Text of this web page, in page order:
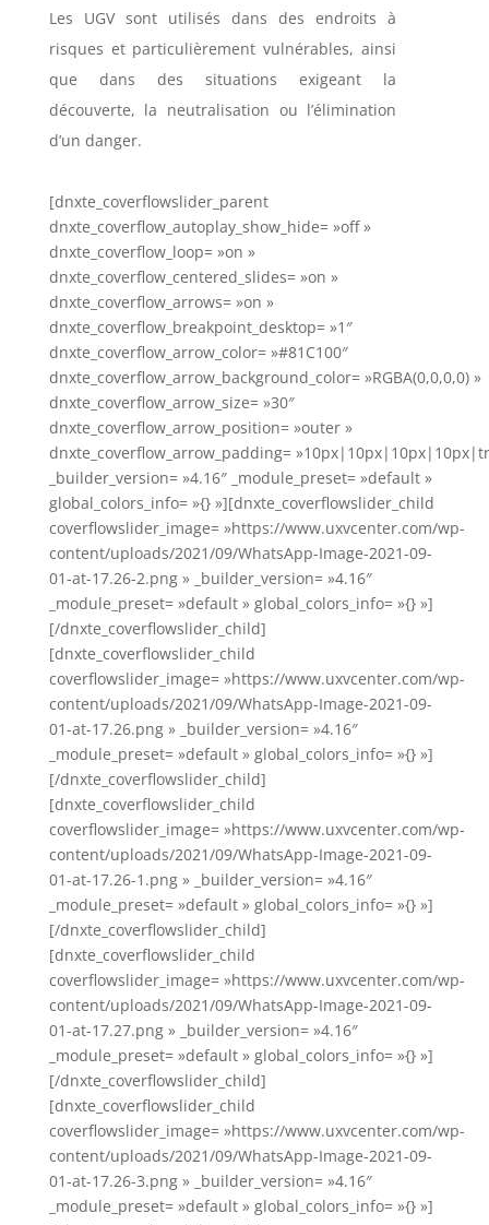
Les UGV sont utilisés dans des endroits à
risques et particulièrement vulnérables,ainsi
que dans des situations exigeant la
découverte, la neutralisation ou l’élimination
d’un danger.
[dnxte_coverflowslider_parent
dnxte_coverflow_autoplay_show_hide= »off »
dnxte_coverflow_loop= »on »
dnxte_coverflow_centered_slides= »on »
dnxte_coverflow_arrows= »on »
dnxte_coverflow_breakpoint_desktop= »1″
dnxte_coverflow_arrow_color= »#81C100″
dnxte_coverflow_arrow_background_color= »RGBA(0,0,0,0) »
dnxte_coverflow_arrow_size= »30″
dnxte_coverflow_arrow_position= »outer »
dnxte_coverflow_arrow_padding=
_builder_version= »4.16″ _module_preset= »default »
global_colors_info= »{} »][dnxte_coverflowslider_child
coverflowslider_image= »https://www.uxvcenter.com/wp-
content/uploads/2021/09/WhatsApp-Image-2021-09-
01-at-17.26-2.png » _builder_version= »4.16″
_module_preset= »default » global_colors_info= »{} »]
[/dnxte_coverflowslider_child]
[dnxte_coverflowslider_child
coverflowslider_image= »https://www.uxvcenter.com/wp-
content/uploads/2021/09/WhatsApp-Image-2021-09-
01-at-17.26.png » _builder_version= »4.16″
_module_preset= »default » global_colors_info= »{} »]
[/dnxte_coverflowslider_child]
[dnxte_coverflowslider_child
coverflowslider_image= »https://www.uxvcenter.com/wp-
content/uploads/2021/09/WhatsApp-Image-2021-09-
01-at-17.26-1.png » _builder_version= »4.16″
_module_preset= »default » global_colors_info= »{} »]
[/dnxte_coverflowslider_child]
[dnxte_coverflowslider_child
coverflowslider_image= »https://www.uxvcenter.com/wp-
content/uploads/2021/09/WhatsApp-Image-2021-09-
01-at-17.27.png » _builder_version= »4.16″
_module_preset= »default » global_colors_info= »{} »]
[/dnxte_coverflowslider_child]
[dnxte_coverflowslider_child
coverflowslider_image= »https://www.uxvcenter.com/wp-
content/uploads/2021/09/WhatsApp-Image-2021-09-
01-at-17.26-3.png » _builder_version= »4.16″
_module_preset= »default » global_colors_info= »{} »]